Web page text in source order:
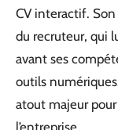
CV interactif.
du recruteur, qui
avant ses
outils
atout majeur